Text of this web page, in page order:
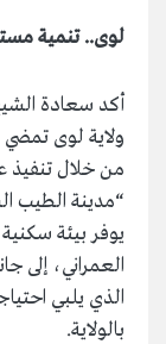
لوى.. تنمية
أكد سعادة
ولاية لوى تمضي
من خلال تنفيذ
“مدينة الطيب
يوفر بيئة
العمراني، إلى
الذي يلبي
بالولاية.